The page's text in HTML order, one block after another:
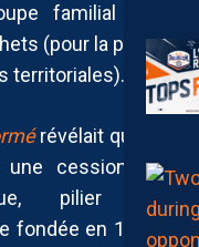
familial : la
(pour la partie
territoriales).
révélait que le
une cession de
pilier du
fondée en 1945.